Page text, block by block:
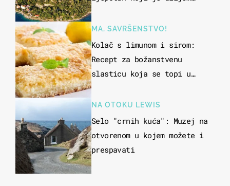
"bijelom zlatu"
MA, SAVRŠENSTVO!
Kolač s limunom i sirom:
Recept za božanstvenu
slasticu koja se topi u
NA OTOKU LEWIS
Selo "crnih kuća": Muzej na
otvorenom u kojem možete i
prespavati